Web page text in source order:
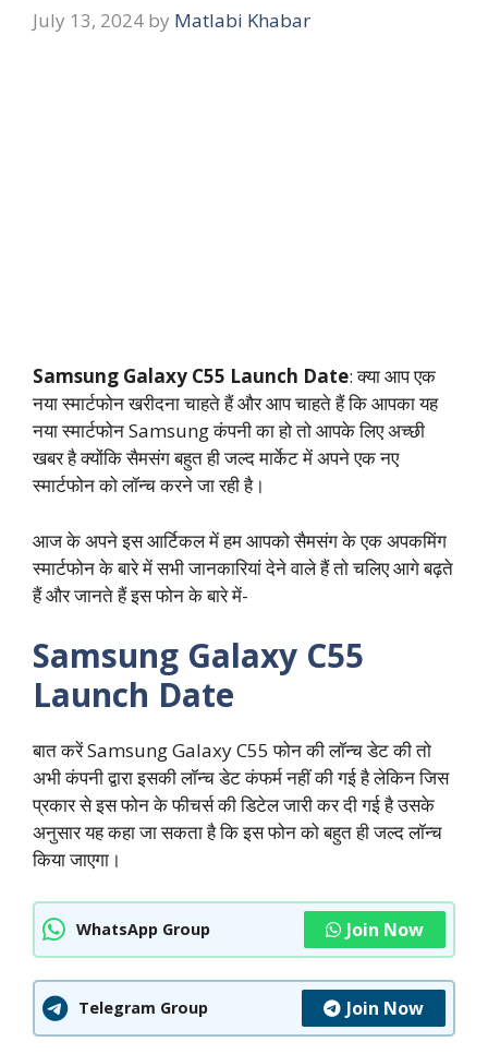
July 13, 2024 by Matlabi Khabar
Samsung Galaxy C55 Launch Date: क्या आप एक
नया स्मार्टफोन खरीदना चाहते हैं और आप चाहते हैं कि आपका यह
नया स्मार्टफोन Samsung कंपनी का हो तो आपके लिए अच्छी
खबर है क्योंकि सैमसंग बहुत ही जल्‍द मार्केट में अपने एक नए
स्मार्टफोन को लॉन्च करने जा रही है।
आज के अपने इस आर्टिकल में हम आपको सैमसंग के एक अपकमिंग
स्मार्टफोन के बारे में सभी जानकारियां देने वाले हैं तो चलिए आगे बढ़ते
हैं और जानते हैं इस फोन के बारे में-
Samsung Galaxy C55
Launch Date
बात करें Samsung Galaxy C55 फोन की लॉन्च डेट की तो
अभी कंपनी द्वारा इसकी लॉन्च डेट कंफर्म नहीं की गई है लेकिन जिस
प्रकार से इस फोन के फीचर्स की डिटेल जारी कर दी गई है उसके
अनुसार यह कहा जा सकता है कि इस फोन को बहुत ही जल्द लॉन्च
किया जाएगा।
WhatsApp Group Join Now
Telegram Group Join Now